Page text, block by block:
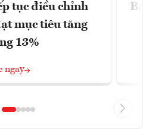
tục điều chỉnh
mục tiêu tăng
13%
ngay
Ba